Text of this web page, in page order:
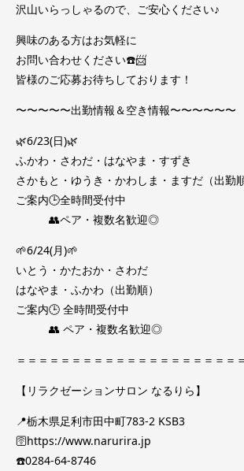
沢山いらっしゃるので、ご安心ください♪
興味のある方はお気軽に
お問い合わせください☎️📨
皆様のご応募お待ちしております！
〜〜〜〜〜出勤情報＆空き情報〜〜〜〜〜〜
🌿6/23(日)🌿
ふかわ・さわだ・はなやま・すずき
さかもと・ゆうき・かわしま・ますだ（出勤順
ご案内🕒全時間受付中
👥ペア・複数名歓迎◎
🌱6/24(月)🌱
いとう・かたおか・さわだ
はなやま・ふかわ（出勤順）
ご案内🕒 全時間受付中
👥 ペア・複数名歓迎◎
＝＝＝＝＝＝＝＝＝＝＝＝＝＝＝＝＝＝＝＝
【リラクゼーションサロン なるりら】
📍栃木県足利市田中町783-2 KSB3
🛜https://www.narurira.jp
☎️0284-64-8746